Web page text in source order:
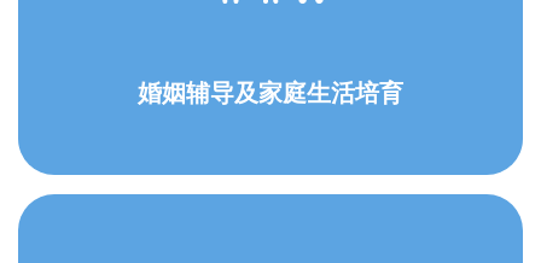
婚姻辅导及家庭生活培育